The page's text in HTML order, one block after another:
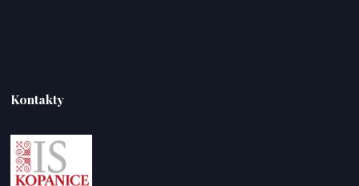
Kontakty